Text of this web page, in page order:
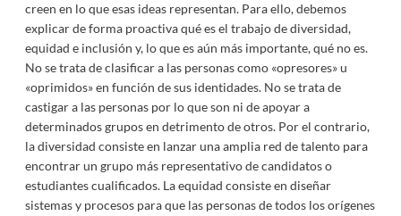
creen en lo que esas ideas representan. Para ello, debemos
explicar de forma proactiva qué es el trabajo de diversidad,
equidad e inclusión y, lo que es aún más importante, qué no es.
No se trata de clasificar a las personas como «opresores» u
«oprimidos» en función de sus identidades. No se trata de
castigar a las personas por lo que son ni de apoyar a
determinados grupos en detrimento de otros. Por el contrario,
la diversidad consiste en lanzar una amplia red de talento para
encontrar un grupo más representativo de candidatos o
estudiantes cualificados. La equidad consiste en diseñar
sistemas y procesos para que las personas de todos los orígenes